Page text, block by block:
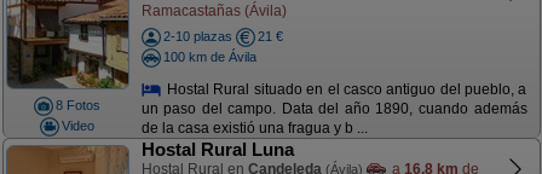
8 Fotos
Video
Ramacastañas (Ávila)
2-10 plazas
21 €
100 km de Ávila
Hostal Rural situado en el casco antiguo del pueblo, a
un paso del campo. Data del año 1890, cuando además
de la casa existió una fragua y b ...
Hostal Rural Luna
Hostal Rural en Candeleda (Ávila) a 16,8 km de